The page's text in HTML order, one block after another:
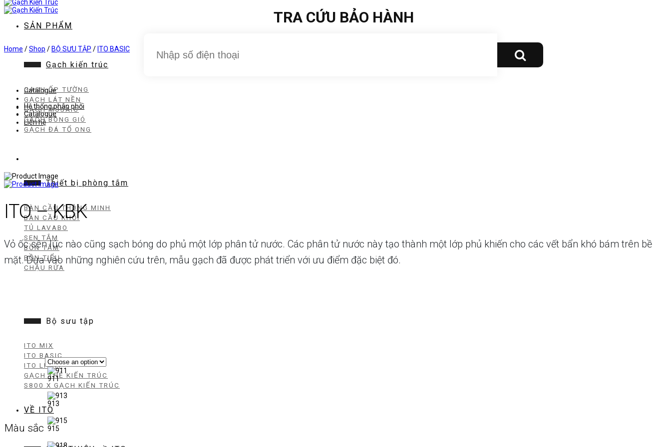
dung
TRA CỨU BẢO HÀNH
Catalogue
Hệ thống phân phối
Liên hệ
Catalogue
SẢN PHẨM
Gạch kiến trúc
GẠCH ỐP TƯỜNG
GẠCH LÁT NỀN
GẠCH MOSAIC
GẠCH BÔNG GIÓ
GẠCH ĐÁ TỔ ONG
Thiết bị phòng tắm
BÀN CẦU THÔNG MINH
BÀN CẦU KHỐI
TỦ LAVABO
SEN TẮM
BỒN TẮM
BỒN TIỂU
CHẬU RỬA
Bộ sưu tập
ITO MIX
ITO BASIC
ITO LIGHT
GẠCH THẺ KIẾN TRÚC
S800 X GẠCH KIẾN TRÚC
VỀ ITO
Home /Shop / BỘ SƯU TẬP / ITO BASIC
ITO – KBK
Vỏ ốc sên lúc nào cũng sạch bóng do phủ một lớp phân tử nước. Các phân tử nước này tạo thành một lớp phủ khiến cho các vết bẩn khó bám trên bề
mặt. Dựa vào những nghiên cứu trên, mẫu gạch đã được phát triển với ưu điểm đặc biệt đó.
Màu sắc
911
913
915